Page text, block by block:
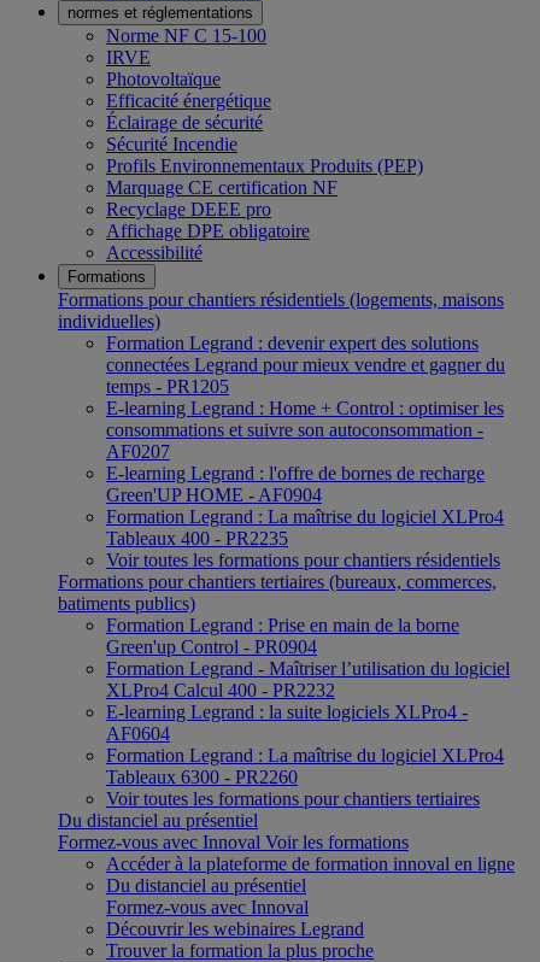
normes et réglementations
Norme NF C 15-100
IRVE
Photovoltaïque
Efficacité énergétique
Éclairage de sécurité
Sécurité Incendie
Profils Environnementaux Produits (PEP)
Marquage CE certification NF
Recyclage DEEE pro
Affichage DPE obligatoire
Accessibilité
Formations
Formations pour chantiers résidentiels (logements, maisons
individuelles)
Formation Legrand : devenir expert des solutions
connectées Legrand pour mieux vendre et gagner du
temps - PR1205
E-learning Legrand : Home + Control : optimiser les
consommations et suivre son autoconsommation -
AF0207
E-learning Legrand : l'offre de bornes de recharge
Green'UP HOME - AF0904
Formation Legrand : La maîtrise du logiciel XLPro4
Tableaux 400 - PR2235
Voir toutes les formations pour chantiers résidentiels
Formations pour chantiers tertiaires (bureaux, commerces,
batiments publics)
Formation Legrand : Prise en main de la borne
Green'up Control - PR0904
Formation Legrand - Maîtriser l’utilisation du logiciel
XLPro4 Calcul 400 - PR2232
E-learning Legrand : la suite logiciels XLPro4 -
AF0604
Formation Legrand : La maîtrise du logiciel XLPro4
Tableaux 6300 - PR2260
Voir toutes les formations pour chantiers tertiaires
Du distanciel au présentiel
Formez-vous avec Innoval Voir les formations
Accéder à la plateforme de formation innoval en ligne
Du distanciel au présentiel
Formez-vous avec Innoval
Découvrir les webinaires Legrand
Trouver la formation la plus proche